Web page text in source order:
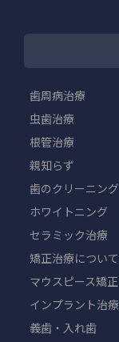
歯周病治療
虫歯治療
根管治療
親知らず
歯のクリーニング
ホワイトニング
セラミック治療
矯正治療について
マウスピース矯正
インプラント治療
義歯・入れ歯